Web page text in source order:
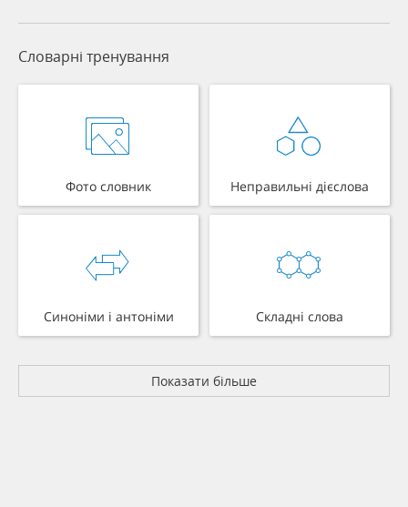
Словарні тренування
Фото словник Неправильні дієслова
Синоніми і антоніми Складні слова
Показати більше